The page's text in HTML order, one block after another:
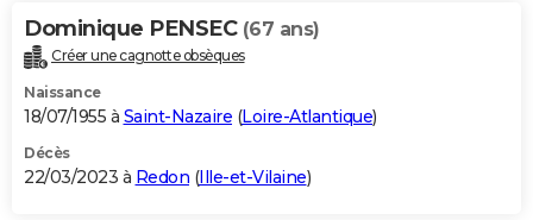
Dominique PENSEC (67 ans)
Créer une cagnotte obsèques
Naissance
18/07/1955 à Saint-Nazaire (Loire-Atlantique)
Décès
22/03/2023 à Redon (Ille-et-Vilaine)